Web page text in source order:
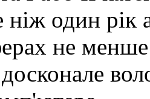
один рік
не